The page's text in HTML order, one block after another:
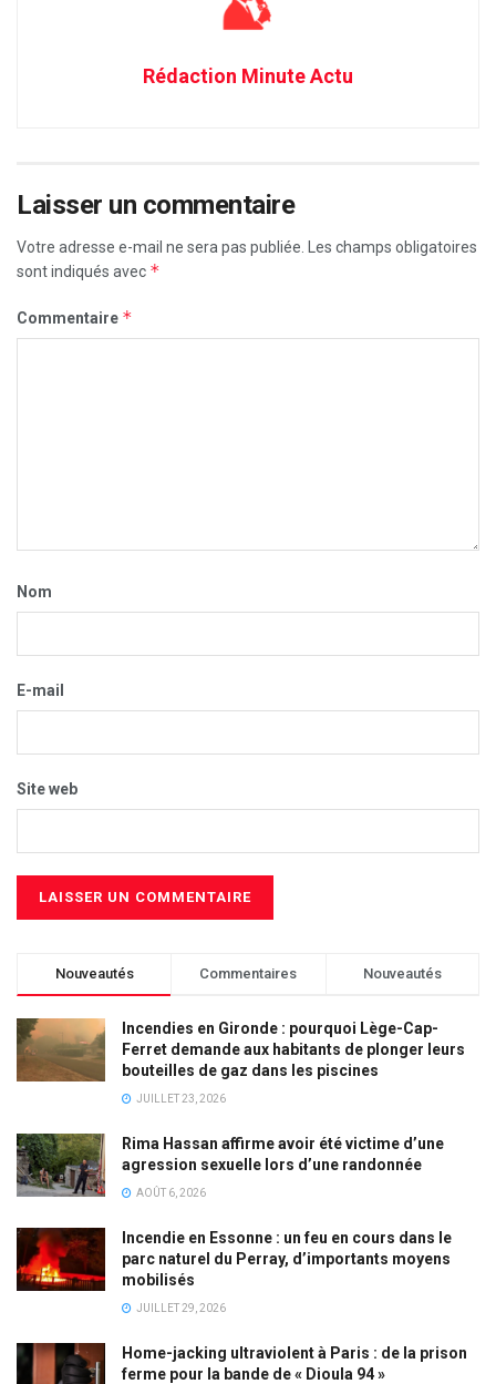
Rédaction Minute Actu
Laisser un commentaire
Votre adresse e-mail ne sera pas publiée. Les champs obligatoires
sont indiqués avec *
Commentaire *
Nom
E-mail
Site web
Nouveautés Commentaires Nouveautés
Incendies en Gironde : pourquoi Lège-Cap-
Ferret demande aux habitants de plonger leurs
bouteilles de gaz dans les piscines
JUILLET 23, 2026
Rima Hassan affirme avoir été victime d’une
agression sexuelle lors d’une randonnée
AOÛT 6, 2026
Incendie en Essonne : un feu en cours dans le
parc naturel du Perray, d’importants moyens
mobilisés
JUILLET 29, 2026
Home-jacking ultraviolent à Paris : de la prison
ferme pour la bande de « Dioula 94 »